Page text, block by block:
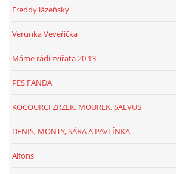
Freddy lázeňský
Verunka Veveřička
Máme rádi zvířata 20'13
PES FANDA
KOCOURCI ZRZEK, MOUREK, SALVUS
DENIS, MONTY, SÁRA A PAVLÍNKA
Alfons